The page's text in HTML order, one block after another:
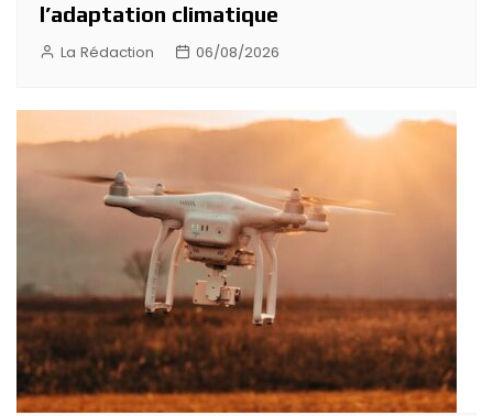
l’adaptation climatique
La Rédaction 06/08/2026